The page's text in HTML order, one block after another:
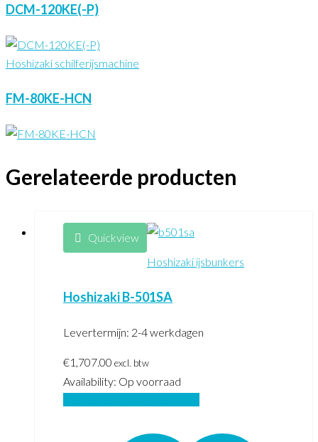
DCM-120KE(-P)
Hoshizaki schilferijsmachine
FM-80KE-HCN
Gerelateerde producten
Quickview
Hoshizaki ijsbunkers
Hoshizaki B-501SA
Levertermijn: 2-4 werkdagen
€1,707.00 excl. btw
Availability: Op voorraad